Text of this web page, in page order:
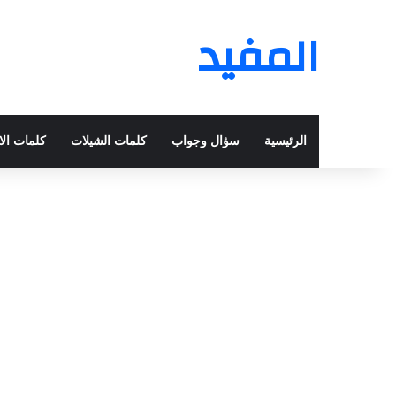
المفيد
الرئيسية سؤال وجواب كلمات الشيلات كلمات